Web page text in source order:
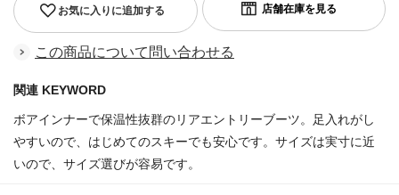
お気に入りに追加する
この商品について問い合わせる
関連 KEYWORD
ボアインナーで保温性抜群のリアエントリーブーツ。足入れがし
やすいので、はじめてのスキーでも安心です。サイズは実寸に近
いので、サイズ選びが容易です。